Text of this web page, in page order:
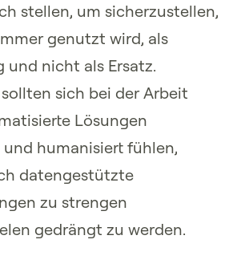
stellen, um sicherzustellen,
genutzt wird, als
und nicht als Ersatz.
sich bei der Arbeit
Lösungen
humanisiert fühlen,
datengestützte
zu strengen
gedrängt zu werden.